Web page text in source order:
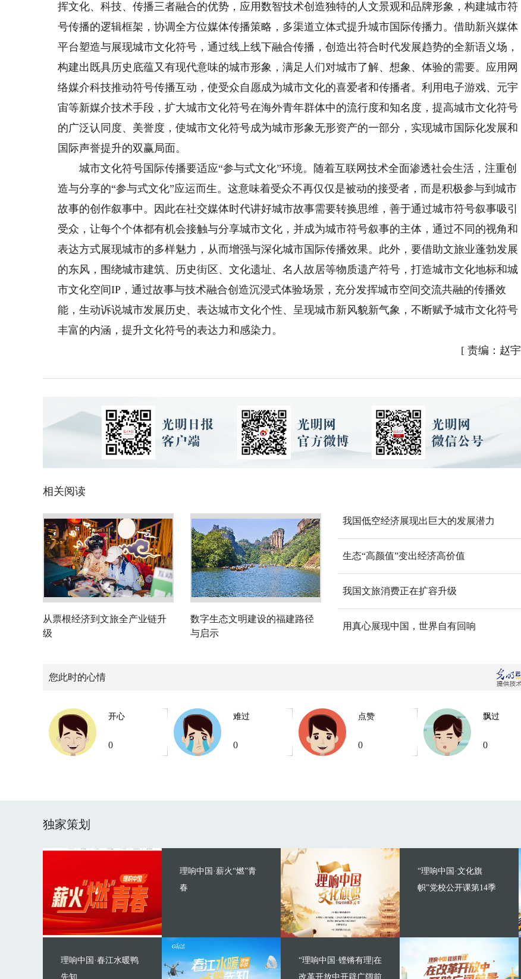
挥文化、科技、传播三者融合的优势，应用数智技术创造独特的人文景观和品牌形象，构建城市符
号传播的逻辑框架，协调全方位媒体传播策略，多渠道立体式提升城市国际传播力。借助新兴媒体
平台塑造与展现城市文化符号，通过线上线下融合传播，创造出符合时代发展趋势的全新语义场，
构建出既具历史底蕴又有现代意味的城市形象，满足人们对城市了解、想象、体验的需要。应用网
络媒介科技推动符号传播互动，使受众自愿成为城市文化的喜爱者和传播者。利用电子游戏、元宇
宙等新媒介技术手段，扩大城市文化符号在海外青年群体中的流行度和知名度，提高城市文化符号
的广泛认同度、美誉度，使城市文化符号成为城市形象无形资产的一部分，实现城市国际化发展和
国际声誉提升的双赢局面。
城市文化符号国际传播要适应“参与式文化”环境。随着互联网技术全面渗透社会生活，注重创
造与分享的“参与式文化”应运而生。这意味着受众不再仅仅是被动的接受者，而是积极参与到城市
故事的创作叙事中。因此在社交媒体时代讲好城市故事需要转换思维，善于通过城市符号叙事吸引
受众，让每个个体都有机会接触与分享城市文化，并成为城市符号叙事的主体，通过不同的视角和
表达方式展现城市的多样魅力，从而增强与深化城市国际传播效果。此外，要借助文旅业蓬勃发展
的东风，围绕城市建筑、历史街区、文化遗址、名人故居等物质遗产符号，打造城市文化地标和城
市文化空间IP，通过故事与技术融合创造沉浸式体验场景，充分发挥城市空间交流共融的传播效
能，生动诉说城市发展历史、表达城市文化个性、呈现城市新风貌新气象，不断赋予城市文化符号
丰富的内涵，提升文化符号的表达力和感染力。
[ 责编：赵宇
相关阅读
从票根经济到文旅全产业链升
级
数字生态文明建设的福建路径
与启示
我国低空经济展现出巨大的发展潜力
生态“高颜值”变出经济高价值
我国文旅消费正在扩容升级
用真心展现中国，世界自有回响
您此时的心情
开心
0
难过
0
点赞
0
飘过
0
独家策划
理响中国·薪火“燃”青
春
理响中国·春江水暖鸭
先知
“理响中国·文化旗
帜”党校公开课第14季
“理响中国·铿锵有理|在
改革开放中开辟广阔前